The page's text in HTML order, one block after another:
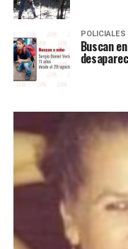
POLICIALES
Buscan